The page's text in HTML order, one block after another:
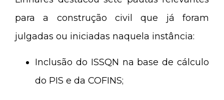
para a construção civil que já foram
julgadas ou iniciadas naquela instância:
Inclusão do ISSQN na base de cálculo
do PIS e da COFINS;